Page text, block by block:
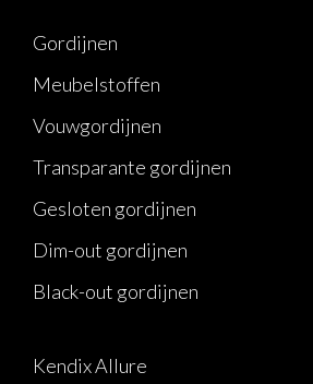
Gordijnen
Meubelstoffen
Vouwgordijnen
Transparante gordijnen
Gesloten gordijnen
Dim-out gordijnen
Black-out gordijnen
Kendix Allure